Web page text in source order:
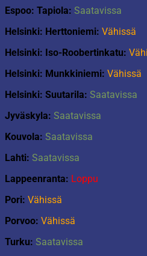
Espoo: Tapiola: Saatavissa
Helsinki: Herttoniemi: Vähissä
Helsinki: Iso-Roobertinkatu:
Helsinki: Munkkiniemi: Vähissä
Helsinki: Suutarila: Saatavissa
Jyväskyla: Saatavissa
Kouvola: Saatavissa
Lahti: Saatavissa
Lappeenranta: Loppu
Pori: Vähissä
Porvoo: Vähissä
Turku: Saatavissa